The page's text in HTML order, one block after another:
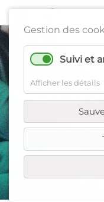
Gestion des
Suivi et
Afficher les détails
: